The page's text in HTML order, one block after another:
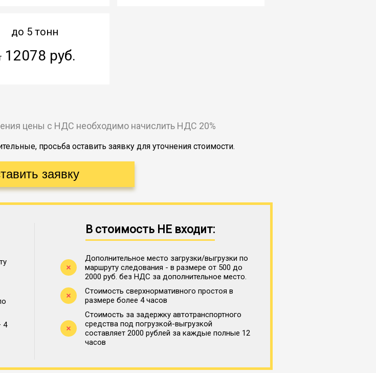
до 5 тонн
12078 руб.
цены с НДС необходимо начислить НДС 20%
просьба оставить заявку для уточнения стоимости.
4
В стоимость НЕ входит:
Дополнительное место загрузки/выгрузки по
маршруту следования - в размере от 500 до
2000 руб. без НДС за дополнительное место.
Стоимость сверхнормативного простоя в
размере более 4 часов
Стоимость за задержку автотранспортного
средства под погрузкой-выгрузкой
составляет 2000 рублей за каждые полные 12
часов